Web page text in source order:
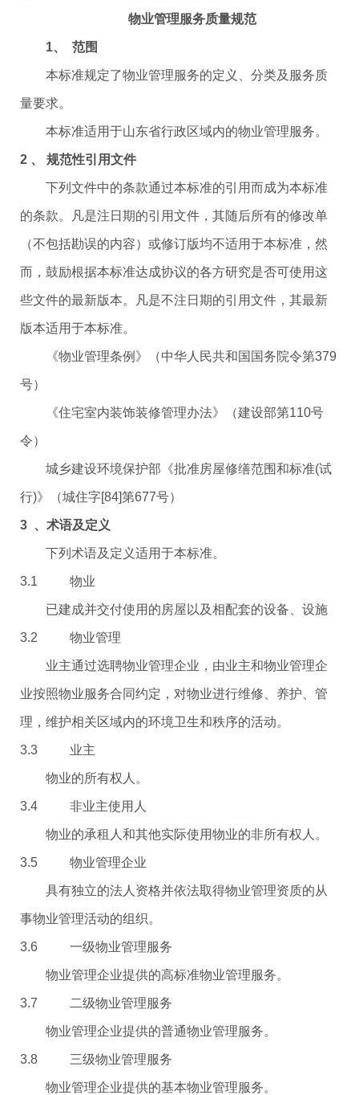
物业管理服务质量规范
1、 范围
本标准规定了物业管理服务的定义、分类及服务质
量要求。
本标准适用于山东省行政区域内的物业管理服务。
2 、 规范性引用文件
下列文件中的条款通过本标准的引用而成为本标准
的条款。凡是注日期的引用文件，其随后所有的修改单
（不包括勘误的内容）或修订版均不适用于本标准，然
而，鼓励根据本标准达成协议的各方研究是否可使用这
些文件的最新版本。凡是不注日期的引用文件，其最新
版本适用于本标准。
《物业管理条例》（中华人民共和国国务院令第379
号）
《住宅室内装饰装修管理办法》（建设部第110号
令）
城乡建设环境保护部《批准房屋修缮范围和标准(试
行)》（城住字[84]第677号）
3 、术语及定义
下列术语及定义适用于本标准。
3.1 物业
已建成并交付使用的房屋以及相配套的设备、设施
3.2 物业管理
业主通过选聘物业管理企业，由业主和物业管理企
业按照物业服务合同约定，对物业进行维修、养护、管
理，维护相关区域内的环境卫生和秩序的活动。
3.3 业主
物业的所有权人。
3.4 非业主使用人
物业的承租人和其他实际使用物业的非所有权人。
3.5 物业管理企业
具有独立的法人资格并依法取得物业管理资质的从
事物业管理活动的组织。
3.6 一级物业管理服务
物业管理企业提供的高标准物业管理服务。
3.7 二级物业管理服务
物业管理企业提供的普通物业管理服务。
3.8 三级物业管理服务
物业管理企业提供的基本物业管理服务。